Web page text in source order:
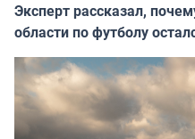
Эксперт рассказал,
области по футболу